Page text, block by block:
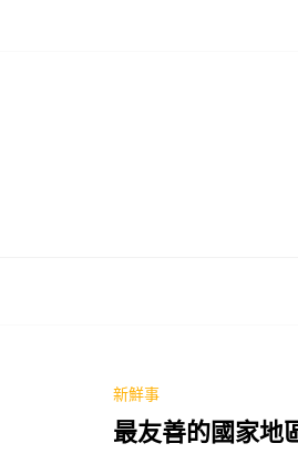
新鮮事
最友善的國家地